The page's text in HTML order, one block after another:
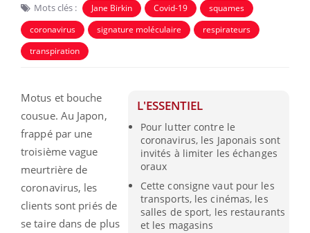
Mots clés : Jane Birkin Covid-19
squames
coronavirus
signature moléculaire
respirateurs
transpiration
L'ESSENTIEL
Pour lutter contre le
coronavirus, les Japonais sont
invités à limiter les échanges
oraux
Cette consigne vaut pour les
transports, les cinémas, les
salles de sport, les restaurants
et les magasins
Motus et bouche
cousue. Au Japon,
frappé par une
troisième vague
meurtrière de
coronavirus, les
clients sont priés de
se taire dans de plus